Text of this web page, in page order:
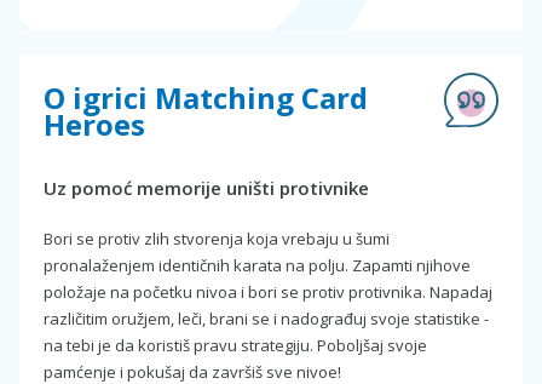
O igrici Matching Card
Heroes
Uz pomoć memorije uništi protivnike
Bori se protiv zlih stvorenja koja vrebaju u šumi
pronalaženjem identičnih karata na polju. Zapamti njihove
položaje na početku nivoa i bori se protiv protivnika. Napadaj
različitim oružjem, leči, brani se i nadograđuj svoje statistike -
na tebi je da koristiš pravu strategiju. Poboljšaj svoje
pamćenje i pokušaj da završiš sve nivoe!